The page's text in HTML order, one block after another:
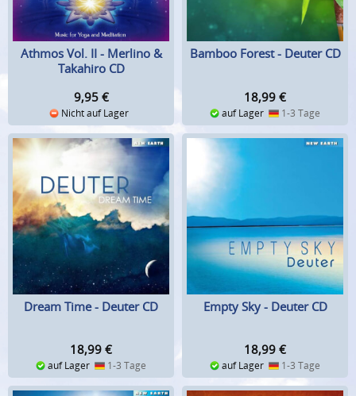
Athmos Vol. II - Merlino &
Takahiro CD
9,95 €
Nicht auf Lager
Bamboo Forest - Deuter CD
18,99 €
auf Lager 1-3 Tage
Dream Time - Deuter CD
18,99 €
auf Lager 1-3 Tage
Empty Sky - Deuter CD
18,99 €
auf Lager 1-3 Tage